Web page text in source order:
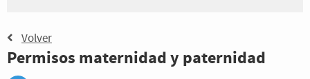
Volver
Permisos maternidad y paternidad